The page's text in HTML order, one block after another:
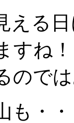
える
すね
ので
も・